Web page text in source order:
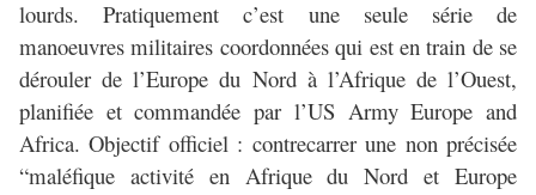
lourds. Pratiquement c’est une seule série de
manoeuvres militaires coordonnées qui est en train de se
dérouler de l’Europe du Nord à l’Afrique de l’Ouest,
planifiée et commandée par l’US Army Europe and
Africa. Objectif officiel : contrecarrer une non précisée
“maléfique activité en Afrique du Nord et Europe